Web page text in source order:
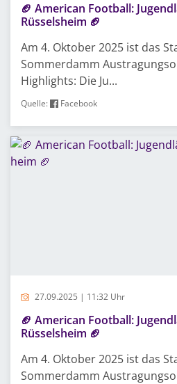
🏈 American Football:
Rüsselsheim 🏈
Am 4. Oktober 2025 ist das
Sommerdamm
Highlights: Die Ju...
Quelle: Facebook
27.09.2025 | 11:32 Uhr
🏈 American Football:
Rüsselsheim 🏈
Am 4. Oktober 2025 ist das
Sommerdamm